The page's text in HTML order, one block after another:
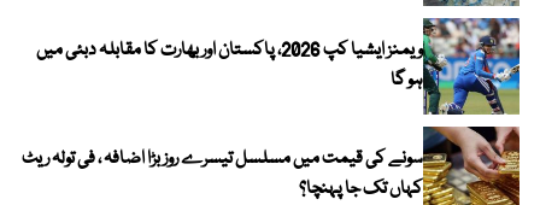
ویمنز ایشیا کپ 2026، پاکستان اور بھارت کا مقابلہ دبئی میں
ہو گا
سونے کی قیمت میں مسلسل تیسرے روز بڑا اضافہ ، فی تولہ ریٹ
کہاں تک جا پہنچا؟